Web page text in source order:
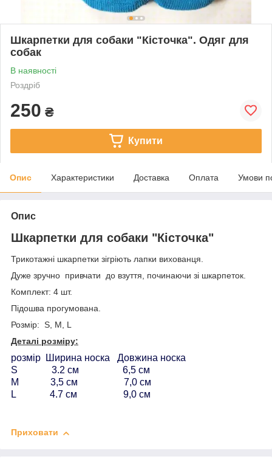
Шкарпетки для собаки "Кісточка". Одяг для
собак
В наявності
Роздріб
250 ₴
Купити
Опис Характеристики Доставка Оплата Умови
Опис
Шкарпетки для собаки "Кісточка"
Трикотажні шкарпетки зігріють лапки вихованця.
Дуже зручно привчати до взуття, починаючи зі шкарпеток.
Комплект: 4 шт.
Підошва прогумована.
Розмір: S, M, L
Деталі розміру:
розмір Ширина носка Довжина носка
S 3.2 см 6,5 см
М 3,5 см 7,0 см
L 4.7 см 9,0 см
Приховати